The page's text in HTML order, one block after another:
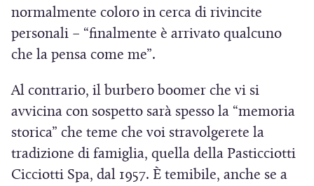
normalmente coloro in cerca di rivincite
personali – “finalmente è arrivato qualcuno
che la pensa come me”.
Al contrario, il burbero boomer che vi si
avvicina con sospetto sarà spesso la “memoria
storica” che teme che voi stravolgerete la
tradizione di famiglia, quella della Pasticciotti
Cicciotti Spa, dal 1957. È temibile, anche se a